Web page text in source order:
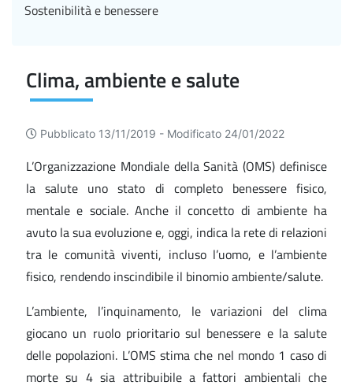
Clima, ambiente e salute
Pubblicato 13/11/2019 - Modificato 24/01/2022
L’Organizzazione Mondiale della Sanità (OMS) definisce
la salute uno stato di completo benessere fisico,
mentale e sociale. Anche il concetto di ambiente ha
avuto la sua evoluzione e, oggi, indica la rete di relazioni
tra le comunità viventi, incluso l’uomo, e l’ambiente
fisico, rendendo inscindibile il binomio ambiente/salute.
L’ambiente, l’inquinamento, le variazioni del clima
giocano un ruolo prioritario sul benessere e la salute
delle popolazioni. L’OMS stima che nel mondo 1 caso di
morte su 4 sia attribuibile a fattori ambientali che
Sostenibilità e benessere